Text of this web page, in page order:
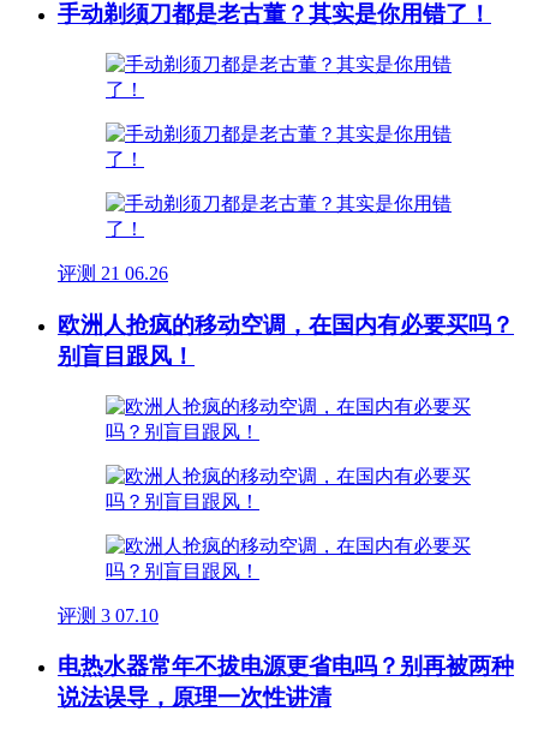
手动剃须刀都是老古董？其实是你用错了！
评测 21 06.26
欧洲人抢疯的移动空调，在国内有必要买吗？
别盲目跟风！
评测 3 07.10
电热水器常年不拔电源更省电吗？别再被两种
说法误导，原理一次性讲清